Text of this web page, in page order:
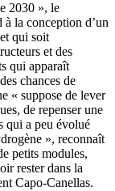
2030 », le
la conception d’un
qui soit
et des
qui apparaît
chances de
« suppose de lever
de repenser une
qui a peu évolué
», reconnaît
petits modules,
rester dans la
Capo-Canellas.